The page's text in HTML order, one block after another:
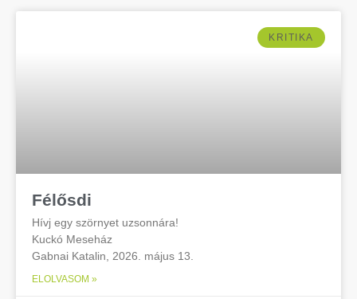
KRITIKA
Félősdi
Hívj egy szörnyet uzsonnára!
Kuckó Meseház
Gabnai Katalin, 2026. május 13.
ELOLVASOM »